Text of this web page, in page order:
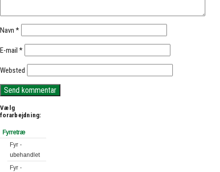
Navn *
E-mail *
Websted
Vælg
forarbejdning:
Fyrretræ
Fyr -
ubehandlet
Fyr -